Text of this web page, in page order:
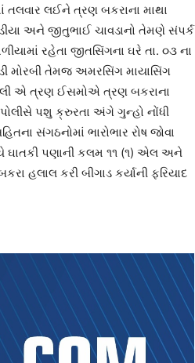
તલવાર લઈને ત્રણ બકરાના માથા
અને જીતુભાઈ ચાવડાનો તેમણે સંપર્ક
રહેતા જીતસિંગના ઘરે તા. ૦૩ ના
મોરબી તેમજ અમરસિંગ માયાસિંગ
એ ત્રણ ઈસમોએ ત્રણ બકરાના
પોલીસે પશુ ક્રુરતા અંગે ગુન્હો નોંધી
સંગઠનોમાં ભારોભાર રોષ જોવા
ઘાતકી પણાની કલમ ૧૧ (૧) એલ અને
હલાલ કરી બીગાડ કર્યાની ફરિયાદ